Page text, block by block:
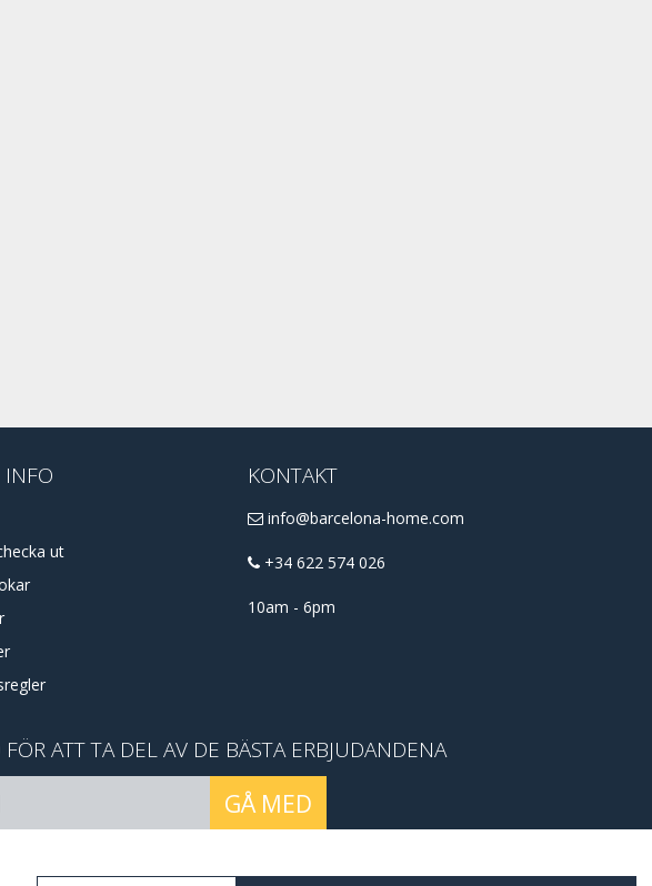
INFO
ut
KONTAKT
info@barcelona-home.com
+34 622 574 026
10am - 6pm
ATT TA DEL AV DE BÄSTA ERBJUDANDENA
GÅ MED